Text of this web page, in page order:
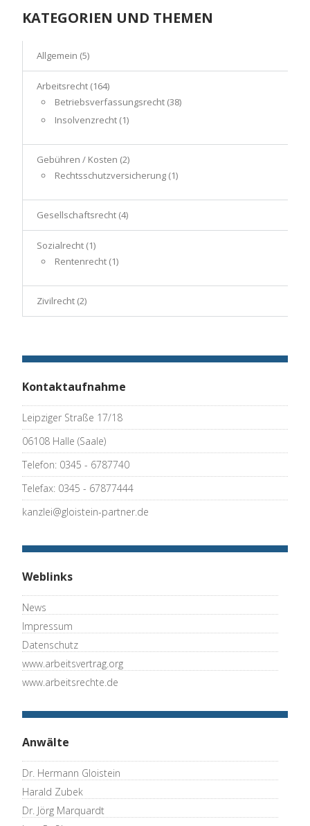
KATEGORIEN UND THEMEN
Allgemein (5)
Arbeitsrecht (164)
Betriebsverfassungsrecht (38)
Insolvenzrecht (1)
Gebühren / Kosten (2)
Rechtsschutzversicherung (1)
Gesellschaftsrecht (4)
Sozialrecht (1)
Rentenrecht (1)
Zivilrecht (2)
Kontaktaufnahme
Leipziger Straße 17/18
06108 Halle (Saale)
Telefon: 0345 - 6787740
Telefax: 0345 - 67877444
kanzlei@gloistein-partner.de
Weblinks
News
Impressum
Datenschutz
www.arbeitsvertrag.org
www.arbeitsrechte.de
Anwälte
Dr. Hermann Gloistein
Harald Zubek
Dr. Jörg Marquardt